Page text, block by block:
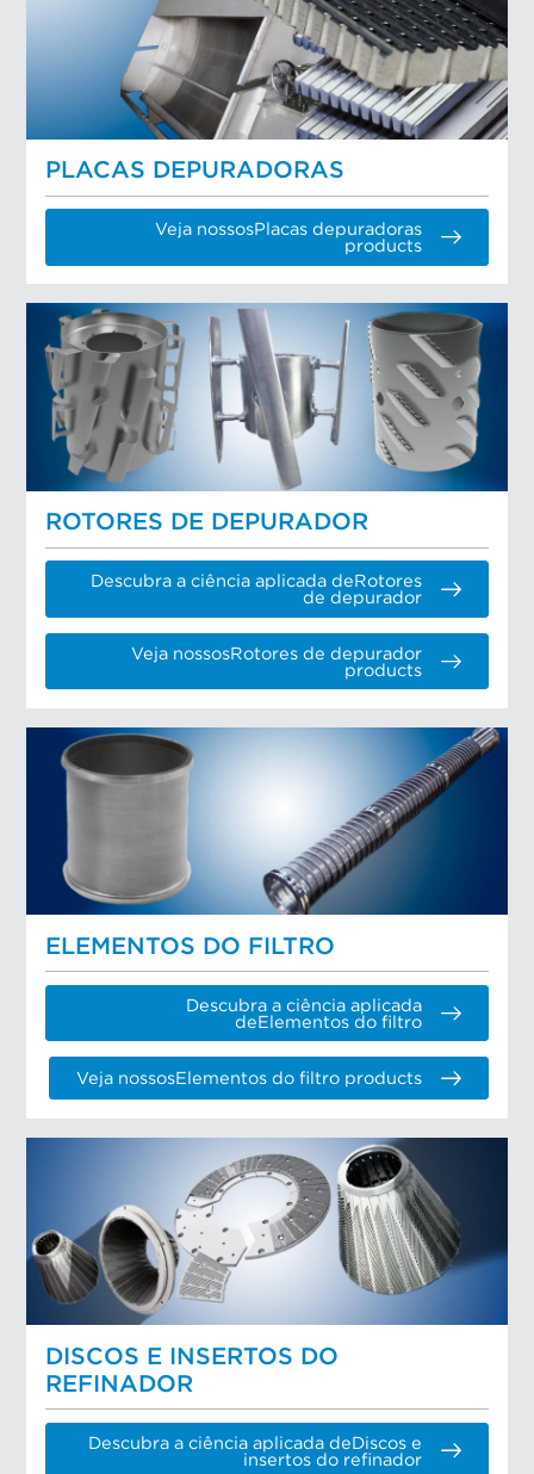
PLACAS DEPURADORAS
Veja nossosPlacas depuradoras
products
ROTORES DE DEPURADOR
Descubra a ciência aplicada deRotores
de depurador
Veja nossosRotores de depurador
products
ELEMENTOS DO FILTRO
Descubra a ciência aplicada
deElementos do filtro
Veja nossosElementos do filtro products
DISCOS E INSERTOS DO
REFINADOR
Descubra a ciência aplicada deDiscos e
insertos do refinador